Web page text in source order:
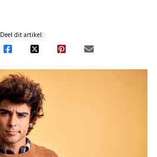
Deel dit artikel: